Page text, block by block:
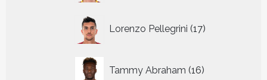
Lorenzo Pellegrini 17
producten
Tammy Abraham 16
producten